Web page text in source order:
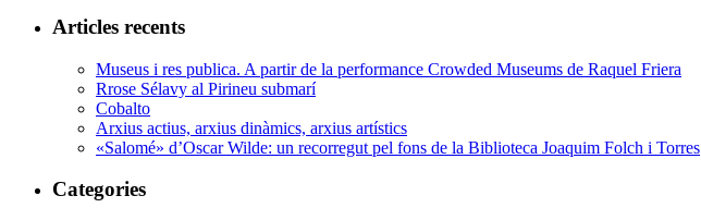
Articles recents
Museus i res publica. A partir de la performance Crowded Museums de Raquel Friera
Rrose Sélavy al Pirineu submarí
Cobalto
Arxius actius, arxius dinàmics, arxius artístics
«Salomé» d’Oscar Wilde: un recorregut pel fons de la Biblioteca Joaquim Folch i Torres
Categories